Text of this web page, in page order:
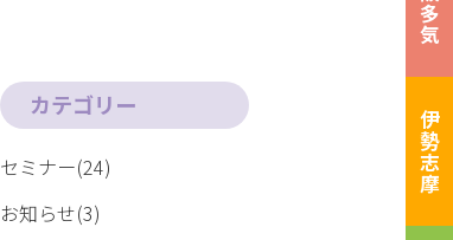
伊勢志摩
カテゴリー
セミナー(24)
お知らせ(3)